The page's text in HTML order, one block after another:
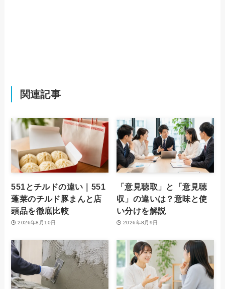
関連記事
551とチルドの違い｜551
蓬莱のチルド豚まんと店
頭品を徹底比較
2026年8月10日
「意見聴取」と「意見聴
収」の違いは？意味と使
い分けを解説
2026年8月9日